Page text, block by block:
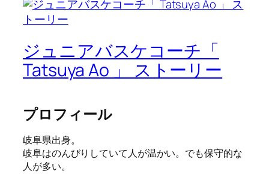
ジュニアバスケコーチ「
Tatsuya Ao 」 ストーリー
プロフィール
岐阜県出身。
岐阜はのんびりしていて人が温かい。でも保守的な
人が多い。